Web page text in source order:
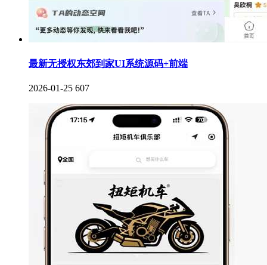
最新无授权东郊到家UI系统源码+前端
2026-01-25 607